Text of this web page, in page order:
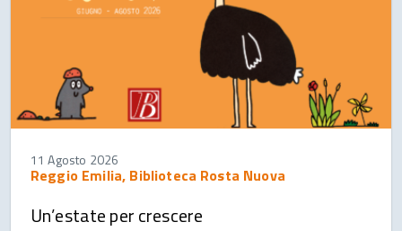
11 Agosto 2026
Reggio Emilia, Biblioteca Rosta Nuova
Un’estate per crescere